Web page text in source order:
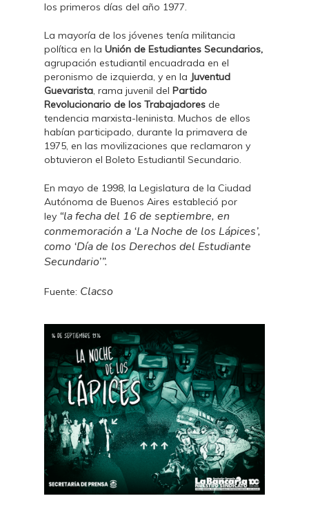
los primeros días del año 1977.
La mayoría de los jóvenes tenía militancia
política en la Unión de Estudiantes Secundarios,
agrupación estudiantil encuadrada en el
peronismo de izquierda, y en la Juventud
Guevarista, rama juvenil del Partido
Revolucionario de los Trabajadores de
tendencia marxista-leninista. Muchos de ellos
habían participado, durante la primavera de
1975, en las movilizaciones que reclamaron y
obtuvieron el Boleto Estudiantil Secundario.
En mayo de 1998, la Legislatura de la Ciudad
Autónoma de Buenos Aires estableció por
ley “la fecha del 16 de septiembre, en
conmemoración a ‘La Noche de los Lápices’,
como ‘Día de los Derechos del Estudiante
Secundario’”.
Fuente: Clacso